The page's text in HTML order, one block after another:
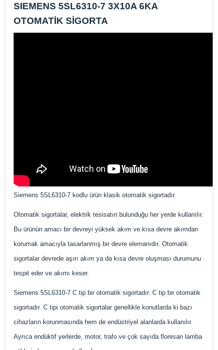
SIEMENS 5SL6310-7 3X10A 6KA
OTOMATİK SİGORTA
Siemens 5SL6310-7 kodlu ürün klasik otomatik sigortadır.
Otomatik sigortalar, elektrik tesisatın bulunduğu her yerde kullanılır.
Bu ürünün amacı bir devreyi yüksek akım ve kısa devre akımdan
korumak amacıyla tasarlanmış bir devre elemanıdır. Otomatik
sigortalar devrede aşırı akım ya da kısa devre oluşması durumunu
tespit eder ve akımı keser.
Siemens 5SL6310-7 C tip bir otomatik sigortadır. C tip bir otomatik
sigortadır. C tipi otomatik sigortalar genellikle konutlarda ki bazı
cihazların korunmasında hem de endüstriyel alanlarda kullanılır.
Ayrıca endüktif yerlerde, motor, trafo ve çok sayıda floresan lamba